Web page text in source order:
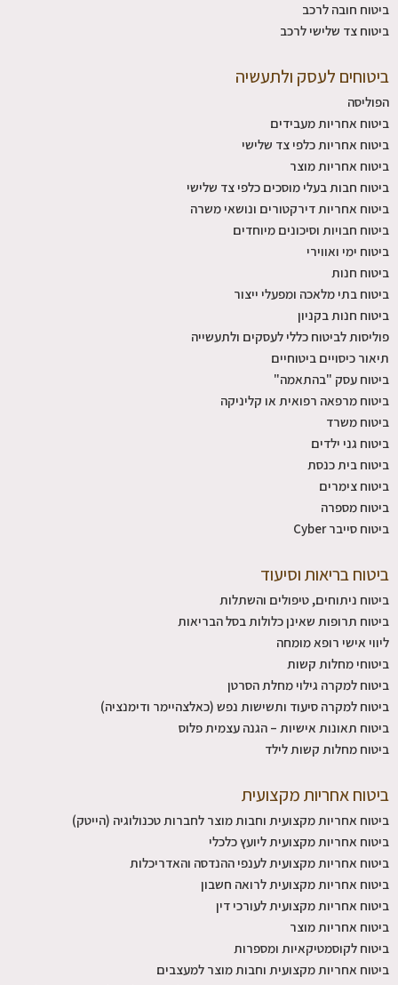
ביטוח חובה לרכב
ביטוח צד שלישי לרכב
ביטוחים לעסק ולתעשיה
הפוליסה
ביטוח אחריות מעבידים
ביטוח אחריות כלפי צד שלישי
ביטוח אחריות מוצר
ביטוח חבות בעלי מוסכים כלפי צד שלישי
ביטוח אחריות דירקטורים ונושאי משרה
ביטוח חבויות וסיכונים מיוחדים
ביטוח ימי ואווירי
ביטוח חנות
ביטוח בתי מלאכה ומפעלי ייצור
ביטוח חנות בקניון
פוליסות לביטוח כללי לעסקים ולתעשייה
תיאור כיסויים ביטוחיים
ביטוח עסק "בהתאמה"
ביטוח מרפאה רפואית או קליניקה
ביטוח משרד
ביטוח גני ילדים
ביטוח בית כנסת
ביטוח צימרים
ביטוח מספרה
ביטוח סייבר Cyber
ביטוח בריאות וסיעוד
ביטוח ניתוחים, טיפולים והשתלות
ביטוח תרופות שאינן כלולות בסל הבריאות
ליווי אישי רופא מומחה
ביטוחי מחלות קשות
ביטוח למקרה גילוי מחלת הסרטן
ביטוח למקרה סיעוד ותשישות נפש (כאלצהיימר ודימנציה)
ביטוח תאונות אישיות – הגנה עצמית פלוס
ביטוח מחלות קשות לילד
ביטוח אחריות מקצועית
ביטוח אחריות מקצועית וחבות מוצר לחברות טכנולוגיה (הייטק)
ביטוח אחריות מקצועית ליועץ כלכלי
ביטוח אחריות מקצועית לענפי ההנדסה והאדריכלות
ביטוח אחריות מקצועית לרואה חשבון
ביטוח אחריות מקצועית לעורכי דין
ביטוח אחריות מוצר
ביטוח לקוסמטיקאיות ומספרות
ביטוח אחריות מקצועית וחבות מוצר למעצבים